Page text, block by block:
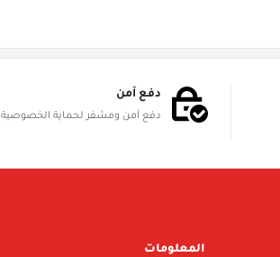
دفع آمن
دفع آمن ومشفر لحماية الخصوصية
المعلومات